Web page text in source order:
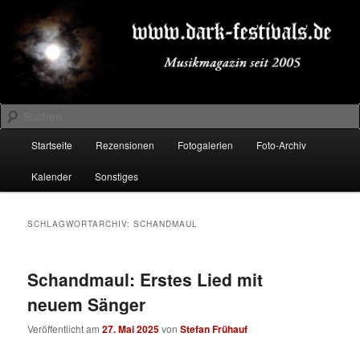
primären
Inhalt
springen
sekundären
Inhalt
springenDARK-FESTIVALS.DE
Suchen
Startseite Rezensionen Fotogalerien Foto-Archiv
Kalender Sonstiges
SCHLAGWORTARCHIV:SCHANDMAUL
Schandmaul: Erstes Lied mit
neuem Sänger
Veröffentlicht am27. Mai 2025vonStefan Frühauf